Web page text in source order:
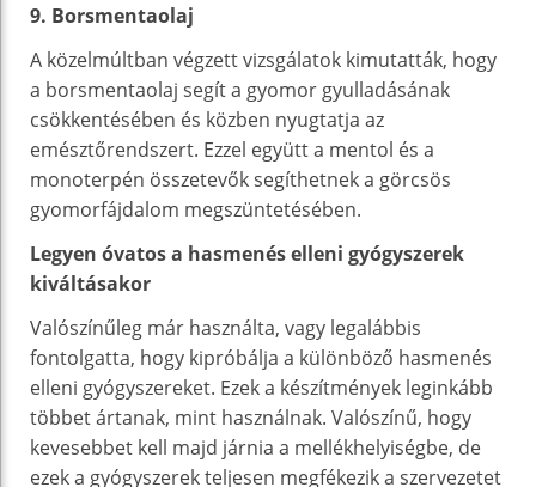
9. Borsmentaolaj
A közelmúltban végzett vizsgálatok kimutatták, hogy
a borsmentaolaj segít a gyomor gyulladásának
csökkentésében és közben nyugtatja az
emésztőrendszert. Ezzel együtt a mentol és a
monoterpén összetevők segíthetnek a görcsös
gyomorfájdalom megszüntetésében.
Legyen óvatos a hasmenés elleni gyógyszerek
kiváltásakor
Valószínűleg már használta, vagy legalábbis
fontolgatta, hogy kipróbálja a különböző hasmenés
elleni gyógyszereket. Ezek a készítmények leginkább
többet ártanak, mint használnak. Valószínű, hogy
kevesebbet kell majd járnia a mellékhelyiségbe, de
ezek a gyógyszerek teljesen megfékezik a szervezetet